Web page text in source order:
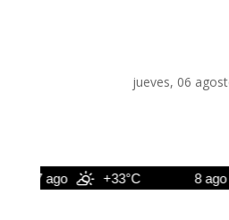
jueves, 06
7 ago +33°C 8 ago